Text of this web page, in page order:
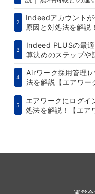
2
Indeedアカウント
原因と対処法を解説
3
Indeed PLUSの最
算決めのステップや
4
Airワーク採用管理(
法を解説【エアワー
5
エアワークにログイ
処法を解説！【エア